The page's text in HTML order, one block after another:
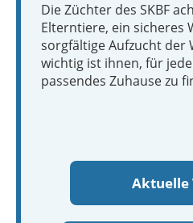
Die Züchter des SKBF
Elterntiere, ein sicheres
sorgfältige Aufzucht der
wichtig ist ihnen, für
passendes Zuhause zu
Aktuelle